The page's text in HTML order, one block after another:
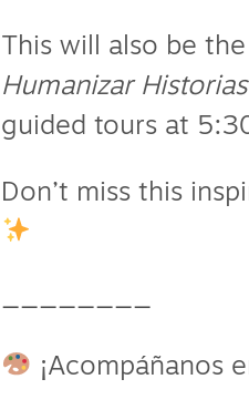
This will also be
Humanizar Historias
guided tours at
Don’t miss this
________
¡Acompáñanos